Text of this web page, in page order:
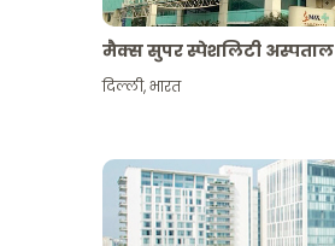
मैक्स सुपर स्पेशलिटी अस्पताल
दिल्ली,भारत